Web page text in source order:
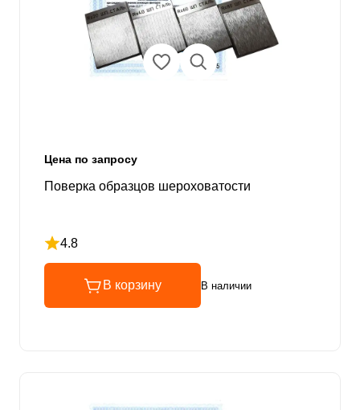
Цена по запросу
Поверка образцов шероховатости
4.8
Рейтинг 4.8 из 5
В корзину В наличии